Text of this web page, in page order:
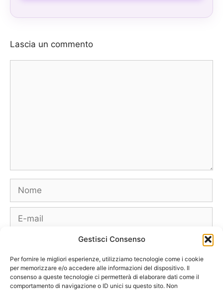
Gestisci Consenso
Per fornire le migliori esperienze, utilizziamo tecnologie come i cookie
per memorizzare e/o accedere alle informazioni del dispositivo. Il
consenso a queste tecnologie ci permetterà di elaborare dati come il
comportamento di navigazione o ID unici su questo sito. Non
Lascia un commento
Nome
E-
mail
web